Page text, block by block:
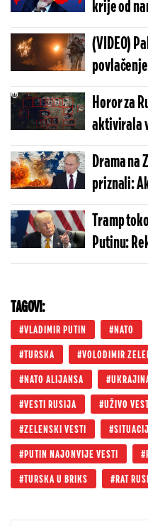
krije od
političari
(VIDEO)
ka
minuta u
Horor za
aktivirala
Rezultati
siguran!
Drama na
priznali:
sveta
Tramp
Putinu:
TAGOVI:
VLADIMIR PUTIN NATO
TURSKA VOLODIMIR
NATO ALIJANSA
VESTI RUSIJA UŽIVO
ZELENSKI VESTI
PUTIN NAJONVIJE VESTI
TURSKA U BRIKS RAT